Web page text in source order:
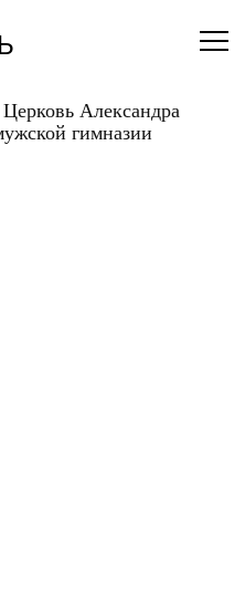
Церковь Александра
гимназии